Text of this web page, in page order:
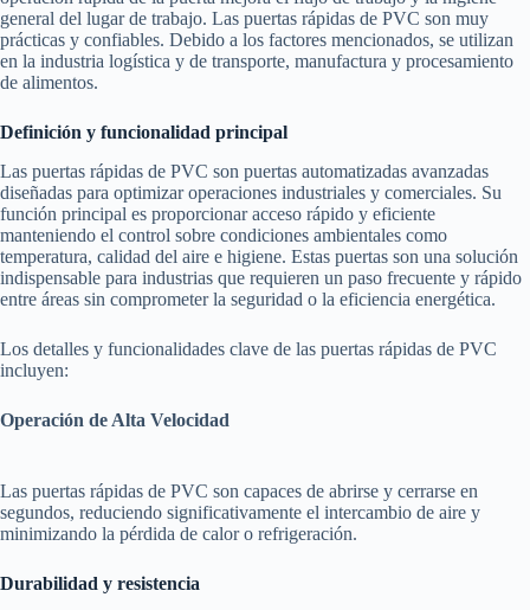
general del lugar de trabajo. Las puertas rápidas de PVC son muy
prácticas y confiables. Debido a los factores mencionados, se utilizan
en la industria logística y de transporte, manufactura y procesamiento
de alimentos.
Definición y funcionalidad principal
Las puertas rápidas de PVC son puertas automatizadas avanzadas
diseñadas para optimizar operaciones industriales y comerciales. Su
función principal es proporcionar acceso rápido y eficiente
manteniendo el control sobre condiciones ambientales como
temperatura, calidad del aire e higiene. Estas puertas son una solución
indispensable para industrias que requieren un paso frecuente y rápido
entre áreas sin comprometer la seguridad o la eficiencia energética.
Los detalles y funcionalidades clave de las puertas rápidas de PVC
incluyen:
Operación de Alta Velocidad
Las puertas rápidas de PVC son capaces de abrirse y cerrarse en
segundos, reduciendo significativamente el intercambio de aire y
minimizando la pérdida de calor o refrigeración.
Durabilidad y resistencia